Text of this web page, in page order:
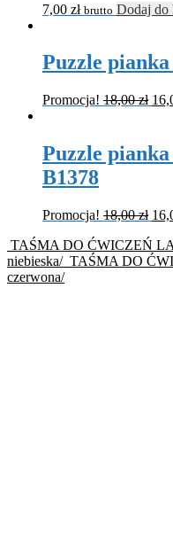
7,00 zł brutto Dodaj do
Puzzle pianka
Promocja! 18,00zł
Puzzle
B1378
Promocja! 18,00zł
TAŚMA DO ĆWICZEŃ
niebieska/ TAŚMA DO
czerwona/